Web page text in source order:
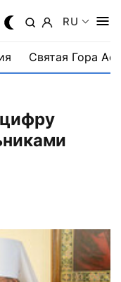
RU
Святая Гора